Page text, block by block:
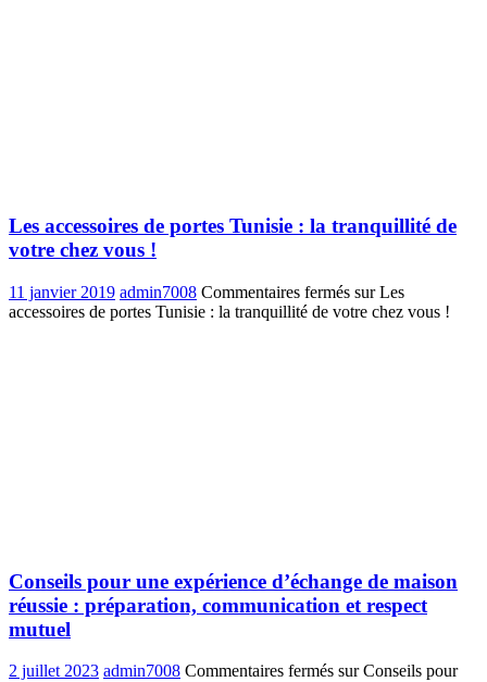
Les accessoires de portes Tunisie : la tranquillité de
votre chez vous !
11 janvier 2019 admin7008 Commentaires fermés sur Les
accessoires de portes Tunisie : la tranquillité de votre chez vous !
Conseils pour une expérience d’échange de maison
réussie : préparation, communication et respect
mutuel
2 juillet 2023 admin7008 Commentaires fermés sur Conseils pour